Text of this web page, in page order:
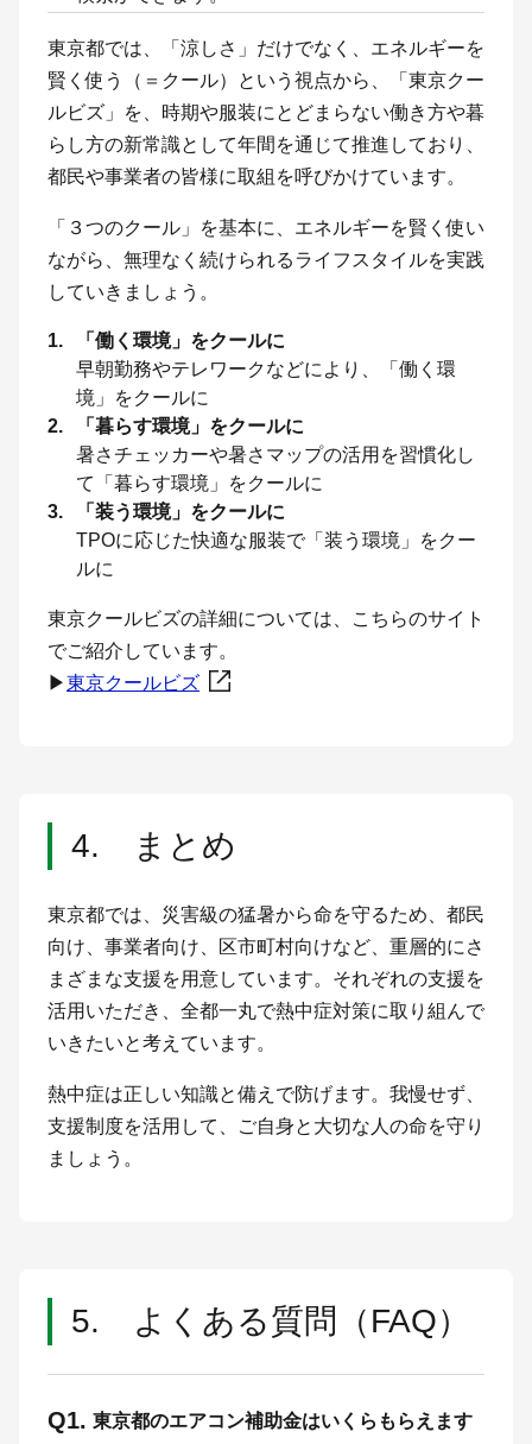
東京都では、「涼しさ」だけでなく、エネルギーを
賢く使う（＝クール）という視点から、「東京クー
ルビズ」を、時期や服装にとどまらない働き方や暮
らし方の新常識として年間を通じて推進しており、
都民や事業者の皆様に取組を呼びかけています。
「３つのクール」を基本に、エネルギーを賢く使い
ながら、無理なく続けられるライフスタイルを実践
していきましょう。
「働く環境」をクールに
早朝勤務やテレワークなどにより、「働く環
境」をクールに
「暮らす環境」をクールに
暑さチェッカーや暑さマップの活用を習慣化し
て「暮らす環境」をクールに
「装う環境」をクールに
TPOに応じた快適な服装で「装う環境」をクー
ルに
東京クールビズの詳細については、こちらのサイト
でご紹介しています。
▶東京クールビズ
4. まとめ
東京都では、災害級の猛暑から命を守るため、都民
向け、事業者向け、区市町村向けなど、重層的にさ
まざまな支援を用意しています。それぞれの支援を
活用いただき、全都一丸で熱中症対策に取り組んで
いきたいと考えています。
熱中症は正しい知識と備えで防げます。我慢せず、
支援制度を活用して、ご自身と大切な人の命を守り
ましょう。
5. よくある質問（FAQ）
Q1. 東京都のエアコン補助金はいくらもらえます